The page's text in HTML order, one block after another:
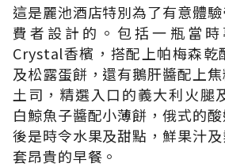
這是麗池酒店特別為了有意體
費者設計的。包括一瓶當
Crystal香檳，搭配上帕梅森乾
及松露蛋餅，還有鵝肝醬配上
土司，精選入口的義大利火腿
白鯨魚子醬配小薄餅，俄式的
後是時令水果及甜點，鮮果汁
套昂貴的早餐。